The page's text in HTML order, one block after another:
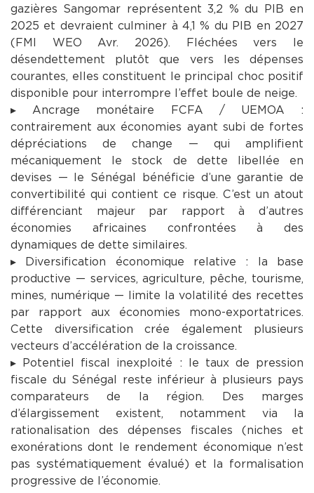
gazières Sangomar représentent 3,2 % du PIB en
2025 et devraient culminer à 4,1 % du PIB en 2027
(FMI WEO Avr. 2026). Fléchées vers le
désendettement plutôt que vers les dépenses
courantes, elles constituent le principal choc positif
disponible pour interrompre l’effet boule de neige.
▸ Ancrage monétaire FCFA / UEMOA :
contrairement aux économies ayant subi de fortes
dépréciations de change — qui amplifient
mécaniquement le stock de dette libellée en
devises — le Sénégal bénéficie d’une garantie de
convertibilité qui contient ce risque. C’est un atout
différenciant majeur par rapport à d’autres
économies africaines confrontées à des
dynamiques de dette similaires.
▸ Diversification économique relative : la base
productive — services, agriculture, pêche, tourisme,
mines, numérique — limite la volatilité des recettes
par rapport aux économies mono-exportatrices.
Cette diversification crée également plusieurs
vecteurs d’accélération de la croissance.
▸ Potentiel fiscal inexploité : le taux de pression
fiscale du Sénégal reste inférieur à plusieurs pays
comparateurs de la région. Des marges
d’élargissement existent, notamment via la
rationalisation des dépenses fiscales (niches et
exonérations dont le rendement économique n’est
pas systématiquement évalué) et la formalisation
progressive de l’économie.